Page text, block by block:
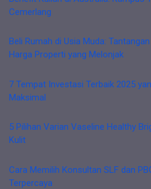
Cemerlang
Beli Rumah di Usia Muda:
Harga Properti yang Melonjak
7 Tempat Investasi Terbaik 2025
Maksimal
5 Pilihan Varian Vaseline Healthy
Kulit
Cara Memilih Konsultan SLF dan
Terpercaya